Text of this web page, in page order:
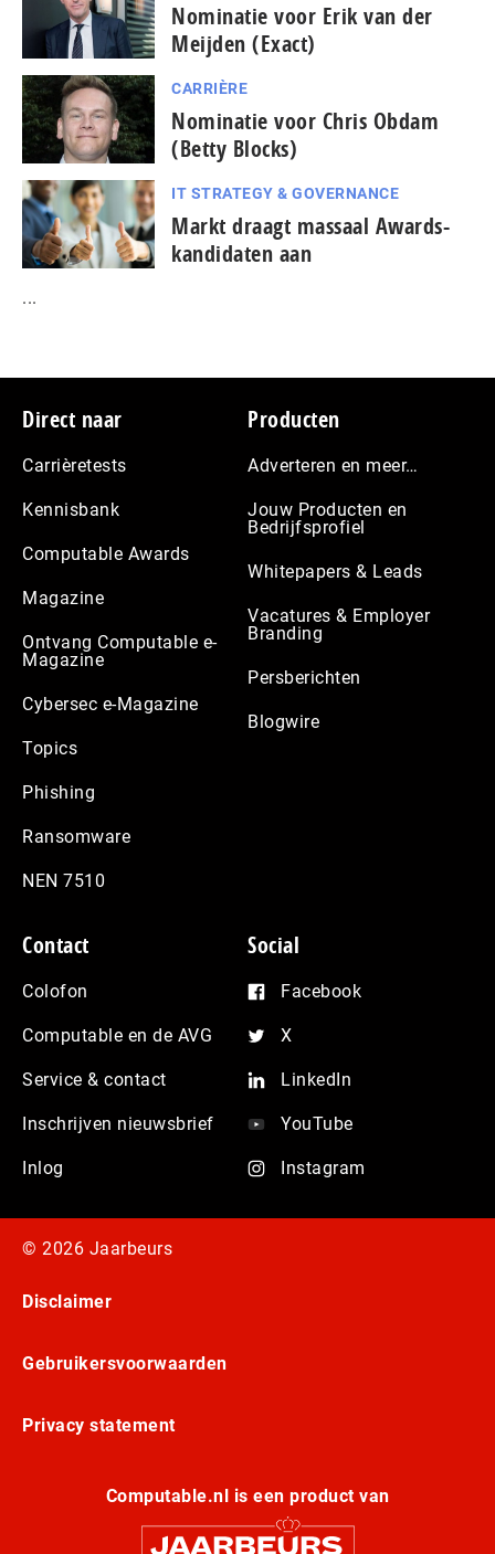
Nominatie voor Erik van der
Meijden (Exact)
CARRIÈRE
Nominatie voor Chris Obdam
(Betty Blocks)
IT STRATEGY & GOVERNANCE
Markt draagt massaal Awards-
kandidaten aan
...
Footer
Direct naar
Carrièretests
Kennisbank
Computable Awards
Magazine
Ontvang Computable e-
Magazine
Cybersec e-Magazine
Topics
Phishing
Ransomware
NEN 7510
Producten
Adverteren en meer…
Jouw Producten en
Bedrijfsprofiel
Whitepapers & Leads
Vacatures & Employer
Branding
Persberichten
Blogwire
Contact
Colofon
Computable en de AVG
Service & contact
Inschrijven nieuwsbrief
Inlog
Social
Facebook
X
LinkedIn
YouTube
Instagram
© 2026 Jaarbeurs
Disclaimer
Gebruikersvoorwaarden
Privacy statement
Computable.nl is een product van